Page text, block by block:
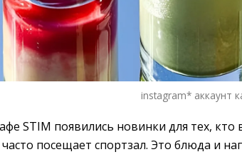
instagram* аккаунт
STIM появились новинки для тех,
посещает спортзал. Это блюда и